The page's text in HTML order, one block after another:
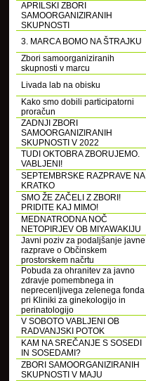
APRILSKI ZBORI
SAMOORGANIZIRANIH
SKUPNOSTI
3. MARCA BOMO NA ŠTRAJKU
Zbori samoorganiziranih
skupnosti v marcu
Livada lab na obisku
Kako smo dobili participatorni
proračun
ZADNJI ZBORI
SAMOORGANIZIRANIH
SKUPNOSTI V 2022
TUDI OKTOBRA ZBORUJEMO.
VABLJENI!
SEPTEMBRSKE RAZPRAVE NA
KRATKO
SMO ŽE ZAČELI Z ZBORI!
PRIDITE KAJ MIMO!
MEDNATRODNA NOČ
NETOPIRJEV OB MIYAWAKIJU
Javni poziv za podaljšanje javne
razprave o Občinskem
prostorskem načrtu
Pobuda za ohranitev za javno
zdravje pomembnega in
neprecenljivega zelenega fonda
pri Kliniki za ginekologijo in
perinatologijo
V SOBOTO VABLJENI OB
RADVANJSKI POTOK
KAM NA SREČANJE S SOSEDI
IN SOSEDAMI?
ZBORI SAMOORGANIZIRANIH
SKUPNOSTI V MAJU